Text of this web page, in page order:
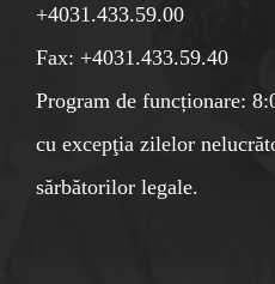
+4031.433.59.00
Fax: +4031.433.59.40
Program de funcționare:
cu excepţia zilelor
sărbătorilor legale.